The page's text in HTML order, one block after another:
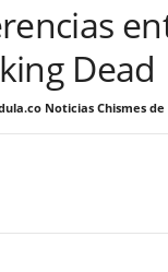
Dead
Noticias Chismes